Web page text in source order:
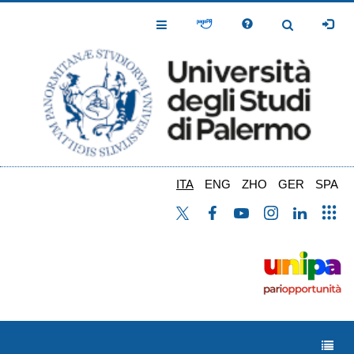
Toggle
Toggle
ITA ENG ZHO GER SPA